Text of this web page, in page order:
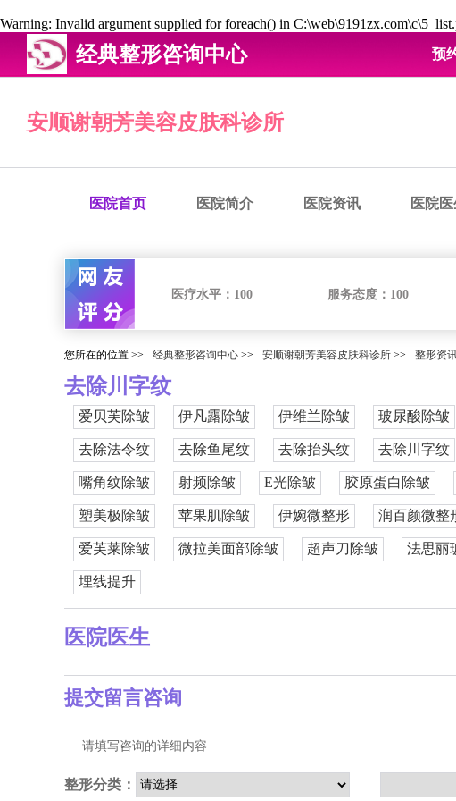
Warning: Invalid argument supplied for foreach() in
经典整形咨询中心 预
安顺谢朝芳美容皮肤科诊所
医院首页 医院简介 医院资讯 医院医
医疗水平： 100 服务态度： 100
您所在的位置 >> 经典整形咨询中心 >> 安顺谢朝芳美容皮肤科诊所 >> 整形资
去除川字纹
爱贝芙除皱 伊凡露除皱 伊维兰除皱 玻尿酸除皱
去除法令纹 去除鱼尾纹 去除抬头纹 去除川字纹
嘴角纹除皱 射频除皱 E光除皱 胶原蛋白除皱
塑美极除皱 苹果肌除皱 伊婉微整形 润百颜微整
爱芙莱除皱 微拉美面部除皱 超声刀除皱 法思丽
埋线提升
医院医生
提交留言咨询
请填写咨询的详细内容
整形分类：